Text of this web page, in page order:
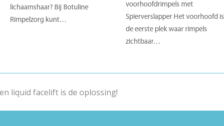
lichaamshaar? Bij Botuline
Rimpelzorg kunt…
voorhoofdrimpels met
Spierverslapper Het voorhoofd is
de eerste plek waar rimpels
zichtbaar…
liquid facelift is de oplossing!